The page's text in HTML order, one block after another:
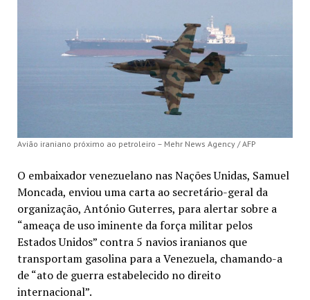
Avião iraniano próximo ao petroleiro – Mehr News Agency / AFP
O embaixador venezuelano nas Nações Unidas, Samuel
Moncada, enviou uma carta ao secretário-geral da
organização, António Guterres, para alertar sobre a
“ameaça de uso iminente da força militar pelos
Estados Unidos” contra 5 navios iranianos que
transportam gasolina para a Venezuela, chamando-a
de “ato de guerra estabelecido no direito
internacional”.